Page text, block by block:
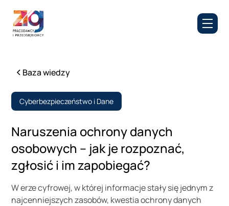
Baza wiedzy
Cyberbezpieczeństwo i Dane
Naruszenia ochrony danych
osobowych – jak je rozpoznać,
zgłosić i im zapobiegać?
W erze cyfrowej, w której informacje stały się jednym z
najcenniejszych zasobów, kwestia ochrony danych